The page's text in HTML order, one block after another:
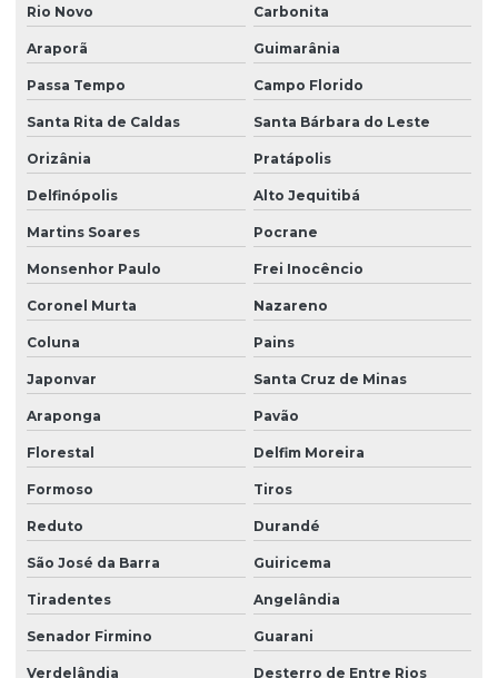
Rio Novo Carbonita
Araporã Guimarânia
Passa Tempo Campo Florido
Santa Rita de Caldas Santa Bárbara do Leste
Orizânia Pratápolis
Delfinópolis Alto Jequitibá
Martins Soares Pocrane
Monsenhor Paulo Frei Inocêncio
Coronel Murta Nazareno
Coluna Pains
Japonvar Santa Cruz de Minas
Araponga Pavão
Florestal Delfim Moreira
Formoso Tiros
Reduto Durandé
São José da Barra Guiricema
Tiradentes Angelândia
Senador Firmino Guarani
Verdelândia Desterro de Entre Rios